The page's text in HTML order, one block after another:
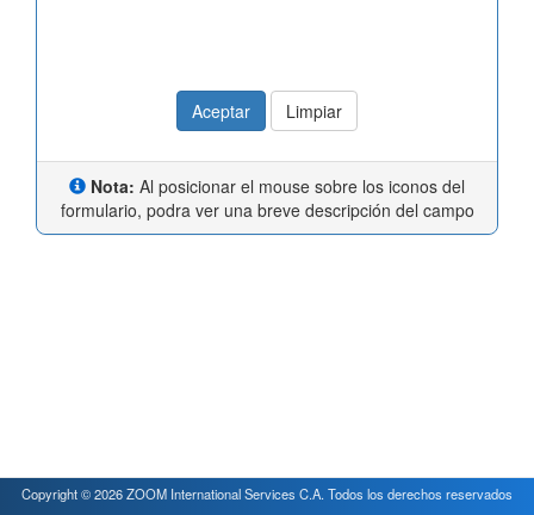
Aceptar Limpiar
Nota: Al posicionar el mouse sobre los iconos del
formulario, podra ver una breve descripción del campo
Copyright © 2026 ZOOM International Services C.A. Todos los derechos reservados